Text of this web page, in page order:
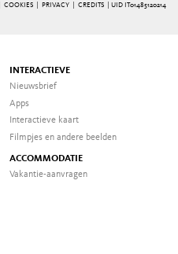
COOKIES| PRIVACY| CREDITS | UID IT01485120214
INTERACTIEVE
Nieuwsbrief
Apps
Interactieve kaart
Filmpjes en andere beelden
ACCOMMODATIE
Vakantie-aanvragen